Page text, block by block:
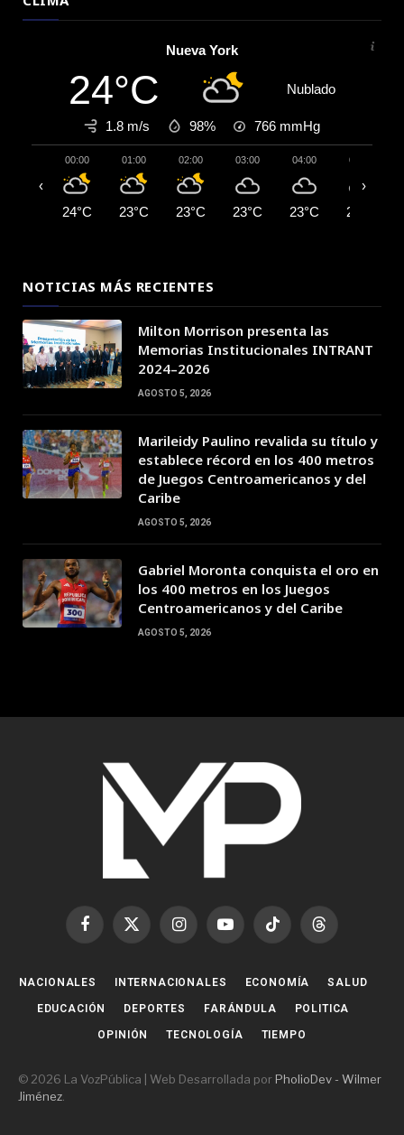
Nueva York
24°C Nublado
1.8 m/s 98% 766 mmHg
00:00
24°C
01:00
23°C
02:00
23°C
03:00
23°C
04:00
23°C
05:00
23°C
‹ ›
NOTICIAS MÁS RECIENTES
Milton Morrison presenta las
Memorias Institucionales INTRANT
2024–2026
AGOSTO 5, 2026
Marileidy Paulino revalida su título y
establece récord en los 400 metros
de Juegos Centroamericanos y del
Caribe
AGOSTO 5, 2026
Gabriel Moronta conquista el oro en
los 400 metros en los Juegos
Centroamericanos y del Caribe
AGOSTO 5, 2026
Facebook
X
InstagramYouTubeTikTok Threads
NACIONALES INTERNACIONALES ECONOMÍA SALUD
EDUCACIÓN DEPORTES FARÁNDULA POLITICA
OPINIÓN TECNOLOGÍA TIEMPO
© 2026 La VozPública | Web Desarrollada por PholioDev - Wilmer
Jiménez.